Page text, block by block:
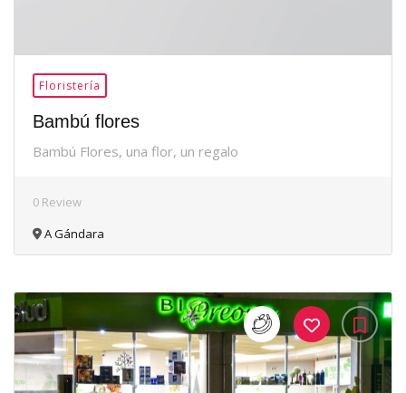
Floristería
Bambú flores
Bambú Flores, una flor, un regalo
0 Review
A Gándara
35Me
Gusta